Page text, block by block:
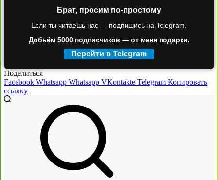
Брат, просим по-простому
Если ты читаешь нас — подпишись на Telegram.
Добьём 5000 подписчиков — от меня подарки.
Перейти в Telegram
Поделиться
Facebook Whatsapp Whatsapp VKontakte Telegram Копировать
ссылку